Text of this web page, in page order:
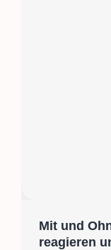
Mit und
reagieren